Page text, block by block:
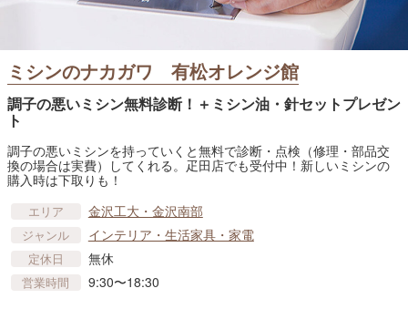
ミシンのナカガワ 有松オレンジ館
調子の悪いミシン無料診断！＋ミシン油・針セットプレゼン
ト
調子の悪いミシンを持っていくと無料で診断・点検（修理・部品交
換の場合は実費）してくれる。疋田店でも受付中！新しいミシンの
購入時は下取りも！
エリア 金沢工大・金沢南部
ジャンル インテリア・生活家具・家電
定休日 無休
営業時間 9:30〜18:30